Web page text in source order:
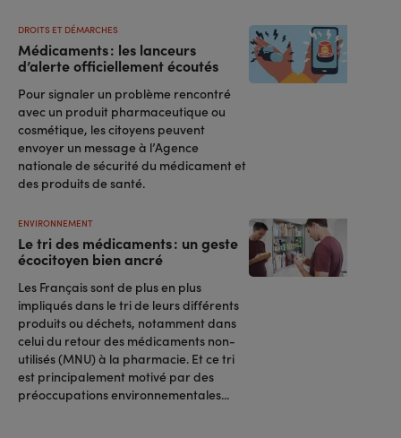
Médicaments : les lanceurs
d’alerte officiellement écoutés
DROITS ET DÉMARCHES
Pour signaler un problème rencontré
avec un produit pharmaceutique ou
cosmétique, les citoyens peuvent
envoyer un message à l’Agence
nationale de sécurité du médicament et
des produits de santé.
Le tri des médicaments : un geste
écocitoyen bien ancré
ENVIRONNEMENT
Les Français sont de plus en plus
impliqués dans le tri de leurs différents
produits ou déchets, notamment dans
celui du retour des médicaments non-
utilisés (MNU) à la pharmacie. Et ce tri
est principalement motivé par des
préoccupations environnementales...